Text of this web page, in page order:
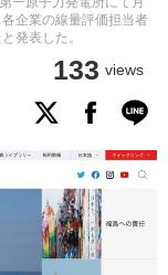
企業の線量評価担当者
発表した。
133 views